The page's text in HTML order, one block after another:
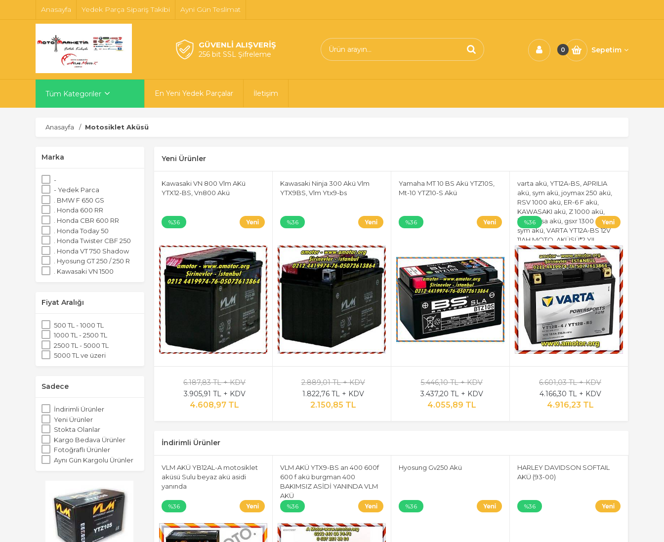
Anasayfa Yedek Parça Sipariş Takibi Ayni Gün Teslimat
GÜVENLİ ALIŞVERİŞ
256 bit SSL Şifreleme
0 Sepetim
Tüm Kategoriler En Yeni Yedek Parçalar İletişim
Anasayfa Motosiklet Aküsü
Marka
-
- Yedek Parca
. BMW F 650 GS
. Honda 600 RR
. Honda CBR 600 RR
. Honda Today 50
. Honda Twister CBF 250
. Honda VT 750 Shadow
. Hyosung GT 250 / 250 R
. Kawasaki VN 1500
. Suzuki Burgman AN400
. Suzuki GSX-R 600
. Yamaha Cygnus RS 125
. Yamaha FZ-6 / Fazer
Aku
Yuasa
Fiyat Aralığı
500 TL - 1000 TL
1000 TL - 2500 TL
2500 TL - 5000 TL
5000 TL ve üzeri
Sadece
İndirimli Ürünler
Yeni Ürünler
Stokta Olanlar
Kargo Bedava Ürünler
Fotoğraflı Ürünler
Aynı Gün Kargolu Ürünler
Yeni Ürünler
Kawasaki VN 800 Vlm AKü
YTX12-BS, Vn800 Akü
%36
6.187,83 TL + KDV
3.905,91 TL + KDV
4.608,97 TL
Kawasaki Ninja 300 Akü Vlm
YTX9BS, Vlm Ytx9-bs
%36
2.889,01 TL + KDV
1.822,76 TL + KDV
2.150,85 TL
Yamaha MT 10 BS Akü YTZ10S,
Mt-10 YTZ10-S Akü
%36
5.446,10 TL + KDV
3.437,20 TL + KDV
4.055,89 TL
varta akü, YT12A-BS, APRILIA
akü, sym akü, joymax 250 akü,
RSV 1000 akü, ER-6 F akü,
KAWASAKI akü, Z 1000 akü,
hayabusa akü, gsxr 1300 akü,
sym akü, VARTA YT12A-BS 12V
11AH MOTO. AKÜSÜ*2 YIL
GARANTİLİ* 2018 ÜRETİMİ
%36
6.601,03 TL + KDV
4.166,30 TL + KDV
4.916,23 TL
İndirimli Ürünler
VLM AKÜ YB12AL-A motosiklet
aküsü Sulu beyaz akü asidi
yanında
%36
VLM AKÜ YTX9-BS an 400 600f
600 f akü burgman 400
BAKIMSIZ ASİDİ YANINDA VLM
AKÜ
%36
Hyosung Gv250 Akü
%36
HARLEY DAVIDSON SOFTAIL
AKÜ (93-00)
%36